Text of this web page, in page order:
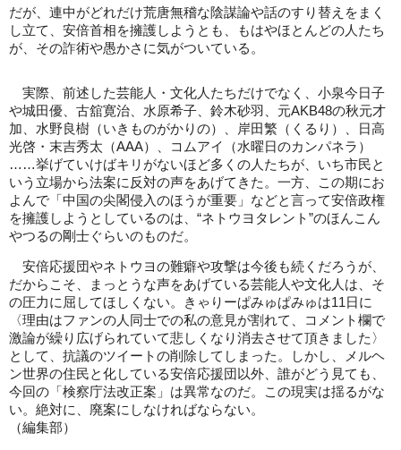
だが、連中がどれだけ荒唐無稽な陰謀論や話のすり替えをまく
し立て、安倍首相を擁護しようとも、もはやほとんどの人たち
が、その詐術や愚かさに気がついている。
実際、前述した芸能人・文化人たちだけでなく、小泉今日子
や城田優、古舘寛治、水原希子、鈴木砂羽、元AKB48の秋元才
加、水野良樹（いきものがかりの）、岸田繁（くるり）、日高
光啓・末吉秀太（AAA）、コムアイ（水曜日のカンパネラ）
……挙げていけばキリがないほど多くの人たちが、いち市民と
いう立場から法案に反対の声をあげてきた。一方、この期にお
よんで「中国の尖閣侵入のほうが重要」などと言って安倍政権
を擁護しようとしているのは、“ネトウヨタレント”のほんこん
やつるの剛士ぐらいのものだ。
安倍応援団やネトウヨの難癖や攻撃は今後も続くだろうが、
だからこそ、まっとうな声をあげている芸能人や文化人は、そ
の圧力に屈してほしくない。きゃりーぱみゅぱみゅは11日に
〈理由はファンの人同士での私の意見が割れて、コメント欄で
激論が繰り広げられていて悲しくなり消去させて頂きました〉
として、抗議のツイートの削除してしまった。しかし、メルヘ
ン世界の住民と化している安倍応援団以外、誰がどう見ても、
今回の「検察庁法改正案」は異常なのだ。この現実は揺るがな
い。絶対に、廃案にしなければならない。
（編集部）